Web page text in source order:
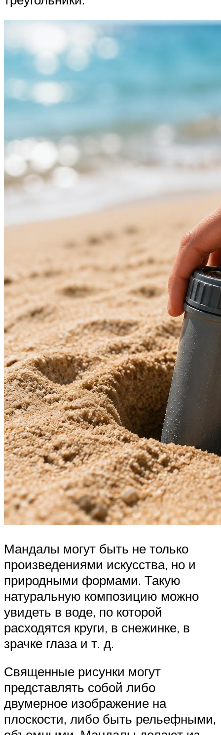
Мандалы могут быть не только
произведениями искусства, но и
природными формами. Такую
натуральную композицию можно
увидеть в воде, по которой
расходятся круги, в снежинке, в
зрачке глаза и т. д.
Священные рисунки могут
представлять собой либо
двумерное изображение на
плоскости, либо быть рельефными,